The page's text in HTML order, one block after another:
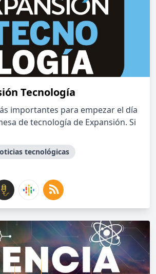
Tecnología
importantes para empezar el día
de tecnología de Expansión. Si
tecnológicas